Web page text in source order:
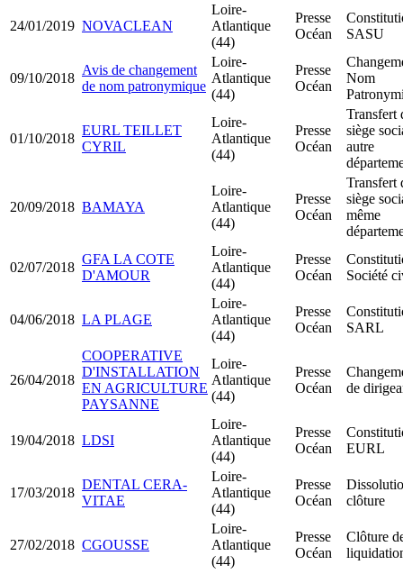
24/01/2019 NOVACLEAN
Loire-
Atlantique
(44)
Presse
Océan
SASU
09/10/2018
Avis de changement
de nom patronymique
Loire-
Atlantique
(44)
Presse
Océan
Nom
01/10/2018
EURL TEILLET
CYRIL
Loire-
Atlantique
(44)
Presse
Océan
Transfert
siège
autre
20/09/2018 BAMAYA
Loire-
Atlantique
(44)
Presse
Océan
Transfert
siège
même
02/07/2018
GFA LA COTE
D'AMOUR
Loire-
Atlantique
(44)
Presse
Océan
Société
04/06/2018 LA PLAGE
Loire-
Atlantique
(44)
Presse
Océan
SARL
26/04/2018
COOPERATIVE
D'INSTALLATION
EN AGRICULTURE
PAYSANNE
Loire-
Atlantique
(44)
Presse
Océan
de
19/04/2018 LDSI
Loire-
Atlantique
(44)
Presse
Océan
EURL
17/03/2018
DENTAL CERA-
VITAE
Loire-
Atlantique
(44)
Presse
Océan
clôture
27/02/2018 CGOUSSE
Loire-
Atlantique
(44)
Presse
Océan
Clôture